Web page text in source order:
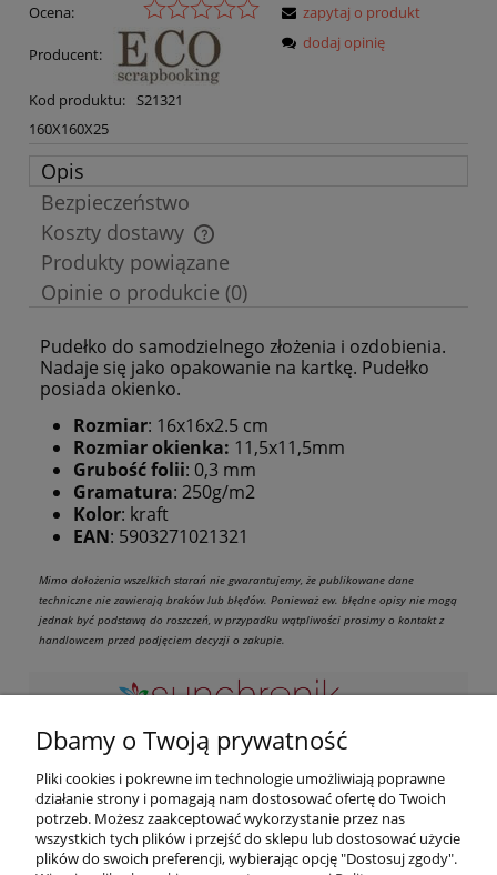
Ocena:
Producent:
Kod produktu:
S21321
160X160X25
zapytaj o produkt
dodaj opinię
Opis
Bezpieczeństwo
Koszty dostawy
Cena nie zawiera ewentualnych kosztów płatności
Produkty powiązane
Opinie o produkcie (0)
Pudełko do samodzielnego złożenia i ozdobienia.
Nadaje się jako opakowanie na kartkę. Pudełko
posiada okienko.
Rozmiar: 16x16x2.5 cm
Rozmiar okienka: 11,5x11,5mm
Grubość folii: 0,3 mm
Gramatura: 250g/m2
Kolor: kraft
EAN: 5903271021321
Mimo dołożenia wszelkich starań nie gwarantujemy, że publikowane dane
techniczne nie zawierają braków lub błędów. Ponieważ ew. błędne opisy nie mogą
jednak być podstawą do roszczeń, w przypadku wątpliwości prosimy o kontakt z
handlowcem przed podjęciem decyzji o zakupie.
godzinach naszej pracy. Odwiedź nas osobicie pod adresem:
ul. Podwisłocze 2B/3, 35-309 Rzeszów
Zapraszamy od poniedziałku do piątku od 10:00 do 18:00 soboty:
od 09:00 do 13:00
Dbamy o Twoją prywatność
Pliki cookies i pokrewne im technologie umożliwiają poprawne
działanie strony i pomagają nam dostosować ofertę do Twoich
potrzeb. Możesz zaakceptować wykorzystanie przez nas
wszystkich tych plików i przejść do sklepu lub dostosować użycie
plików do swoich preferencji, wybierając opcję "Dostosuj zgody".